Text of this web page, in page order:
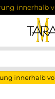
innerhalb
innerhalb